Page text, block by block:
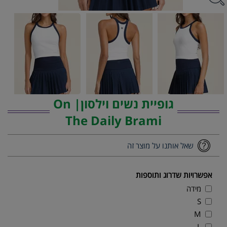
גופיית נשים וילסון| On
The Daily Brami
שאל אותנו על מוצר זה
אפשרויות שדרוג ותוספות
מידה
S
M